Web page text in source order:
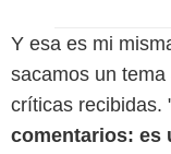
Y esa es mi
sacamos un
críticas recibidas.
comentarios: es